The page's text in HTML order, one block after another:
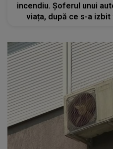
incendiu. Șoferul unui
viața, după ce s-a izbit